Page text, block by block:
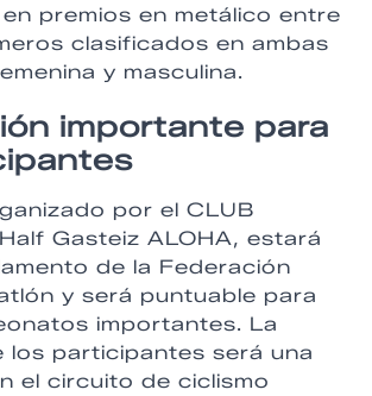
premios en metálico entre
clasificados en ambas
y masculina.
importante para
por el CLUB
Gasteiz ALOHA, estará
de la Federación
y será puntuable para
importantes. La
los participantes será una
el circuito de ciclismo